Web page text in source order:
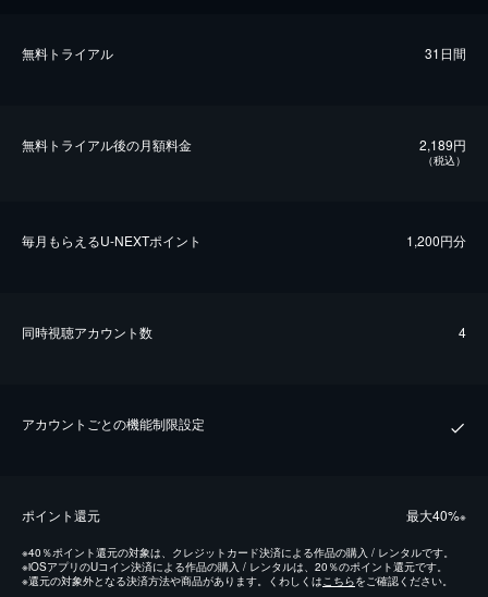
無料トライアル 31日間
無料トライアル後の⽉額料金 2,189円
（税込）
毎⽉もらえるU-NEXTポイント 1,200円分
同時視聴アカウント数 4
アカウントごとの機能制限設定
ポイント還元 最⼤40%※
※40％ポイント還元の対象は、クレジットカード決済による作品の購入 / レンタルです。
※iOSアプリのUコイン決済による作品の購入 / レンタルは、20％のポイント還元です。
※還元の対象外となる決済方法や商品があります。くわしくはこちらをご確認ください。